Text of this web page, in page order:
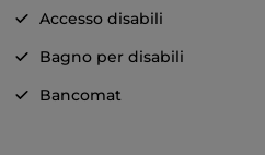
Accesso disabili
Bagno per disabili
Bancomat